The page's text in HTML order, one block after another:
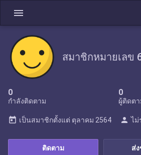
menu
สมาชิกหมายเลข
0
กำลังติดตาม
0
ผู้ติดต
ส่
ติดตาม
today เป็นสมาชิกตั้งแต่ ตุลาคม 2564 person ไม่